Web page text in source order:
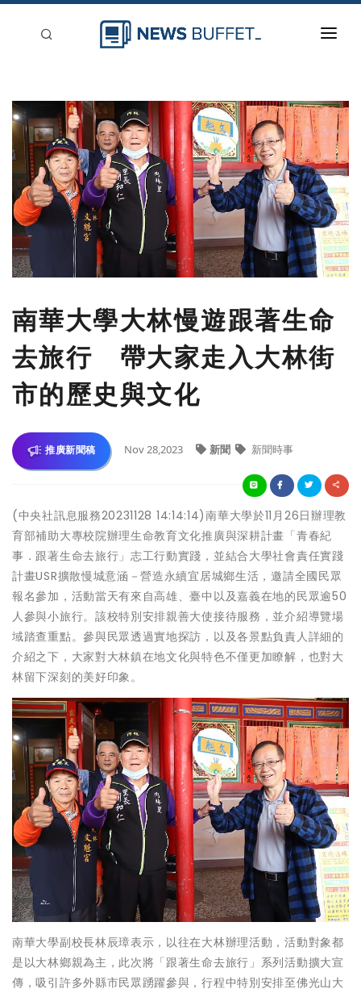
新聞稿分類
登入
刊登
南華大學大林慢遊跟著生命
去旅行 帶大家走入大林街
市的歷史與文化
推廣新聞稿 Nov 28,2023 新聞 新聞時事
(中央社訊息服務20231128 14:14:14)南華大學於11月26日辦理教
育部補助大專校院辦理生命教育文化推廣與深耕計畫「青春紀
事．跟著生命去旅行」志工行動實踐，並結合大學社會責任實踐
計畫USR擴散慢城意涵－營造永續宜居城鄉生活，邀請全國民眾
報名參加，活動當天有來自高雄、臺中以及嘉義在地的民眾逾50
人參與小旅行。該校特別安排親善大使接待服務，並介紹導覽場
域踏查重點。參與民眾透過實地探訪，以及各景點負責人詳細的
介紹之下，大家對大林鎮在地文化與特色不僅更加瞭解，也對大
林留下深刻的美好印象。
南華大學副校長林辰璋表示，以往在大林辦理活動，活動對象都
是以大林鄉親為主，此次將「跟著生命去旅行」系列活動擴大宣
傳，吸引許多外縣市民眾踴躍參與，行程中特別安排至佛光山大